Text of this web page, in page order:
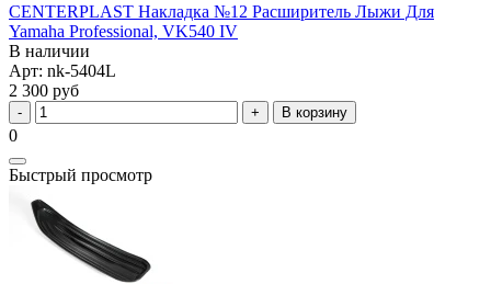
CENTERPLAST Накладка №12 Расширитель Лыжи Для
Yamaha Professional, VK540 IV
В наличии
Арт: nk-5404L
2 300 руб
В корзину
0
Быстрый просмотр